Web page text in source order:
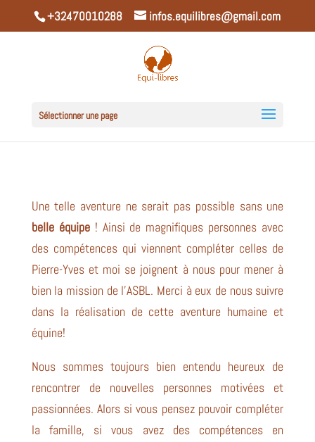
+32470010288 infos.equilibres@gmail.com
Sélectionner une page
Une telle aventure ne serait pas possible sans une
belle équipe! Ainsi de magnifiques personnes avec
des compétences qui viennent compléter celles de
Pierre-Yves et moi se joignent à nous pour mener à
bien la mission de l’ASBL. Merci à eux de nous suivre
dans la réalisation de cette aventure humaine et
équine!
Nous sommes toujours bien entendu heureux de
rencontrer de nouvelles personnes motivées et
passionnées. Alors si vous pensez pouvoir compléter
la famille, si vous avez des compétences en